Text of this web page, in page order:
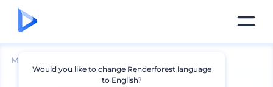
Mockups
Would you like to change Renderforest language
to English?